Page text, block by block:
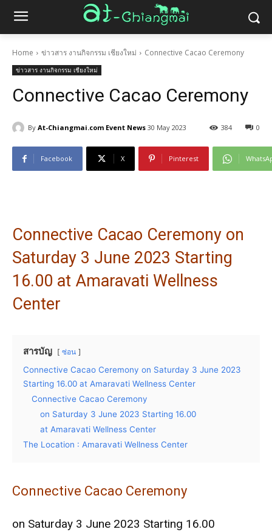
Home ข่าวสาร งานกิจกรรม เชียงใหม่ Connective Cacao Ceremony
ข่าวสาร งานกิจกรรม เชียงใหม่
Connective Cacao Ceremony
By At-Chiangmai.com Event News 30 May 2023 0
384
Facebook X Pinterest
Connective Cacao Ceremony on
Saturday 3 June 2023 Starting
16.00 at Amaravati Wellness
Center
สารบัญ ซ่อน
Connective Cacao Ceremony on Saturday 3 June 2023
Starting 16.00 at Amaravati Wellness Center
Connective Cacao Ceremony
on Saturday 3 June 2023 Starting 16.00
at Amaravati Wellness Center
The Location : Amaravati Wellness Center
Connective Cacao Ceremony
on Saturday 3 June 2023 Starting 16.00